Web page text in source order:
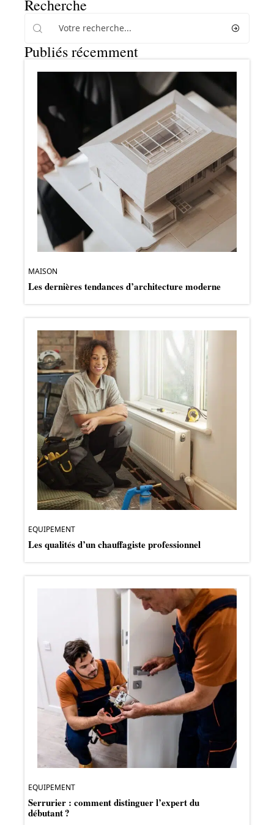
Recherche
Publiés récemment
MAISON
Les dernières tendances d’architecture moderne
EQUIPEMENT
Les qualités d’un chauffagiste professionnel
EQUIPEMENT
Serrurier : comment distinguer l’expert du
débutant ?